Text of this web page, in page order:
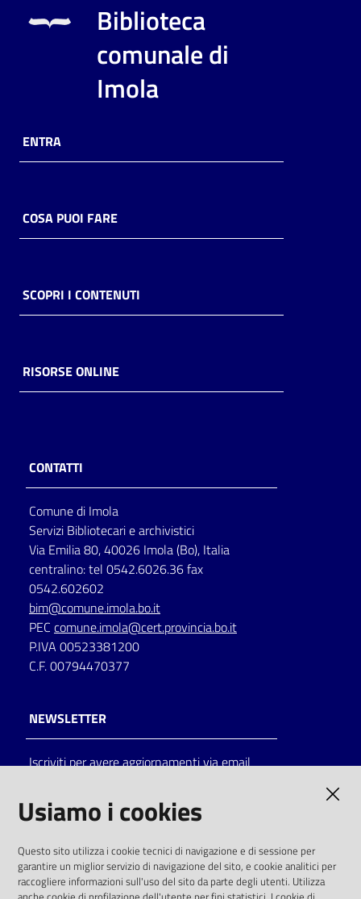
Biblioteca
comunale di
Imola
ENTRA
COSA PUOI FARE
SCOPRI I CONTENUTI
RISORSE ONLINE
CONTATTI
Comune di Imola
Servizi Bibliotecari e archivistici
Via Emilia 80, 40026 Imola (Bo), Italia
centralino: tel 0542.6026.36 fax
0542.602602
bim@comune.imola.bo.it
PEC comune.imola@cert.provincia.bo.it
P.IVA 00523381200
C.F. 00794470377
NEWSLETTER
Iscriviti per avere aggiornamenti via email
solo alle condizioni previste dalla direttiva
comunitaria 2003/98/CE e dal d.lgs. 36/2006
Usiamo i cookies
Questo sito utilizza i cookie tecnici di navigazione e di sessione per
garantire un miglior servizio di navigazione del sito, e cookie analitici per
raccogliere informazioni sull'uso del sito da parte degli utenti. Utilizza